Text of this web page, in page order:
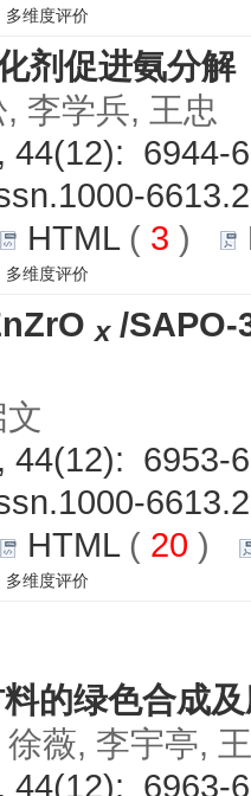
多维度评价
剂促进氨分解
李学兵, 王忠
44(12): 6944-
HTML( 3 )
多维度评价
x/SAPO-
44(12): 6953-
HTML( 20 )
多维度评价
的绿色合成
薇, 李宇亭,
44(12): 6963-